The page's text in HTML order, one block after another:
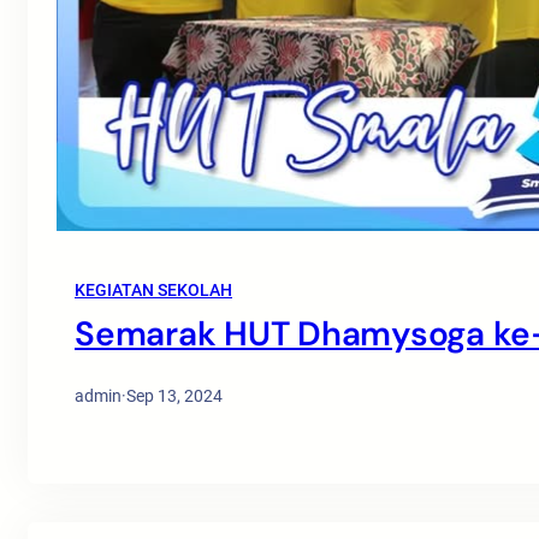
KEGIATAN SEKOLAH
Semarak HUT Dhamysoga
admin·Sep 13, 2024